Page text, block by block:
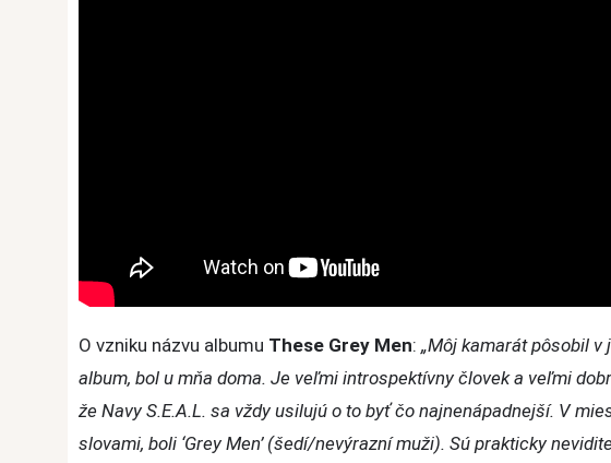
O vzniku názvu albumu These Grey Men: „Môj kamarát pôsobil v
album, bol u mňa doma. Je veľmi introspektívny človek a veľmi
že Navy S.E.A.L. sa vždy usilujú o to byť čo najnenápadnejší. V
slovami, boli ‘Grey Men’ (šedí/nevýrazní muži). Sú prakticky